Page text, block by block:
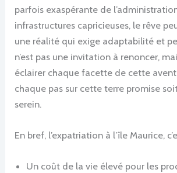
parfois exaspérante de
infrastructures capricieuses, le rêve
une réalité qui exige adaptabilité et
n’est pas une invitation à renoncer,
éclairer chaque facette de cette
chaque pas sur cette terre promise
serein.
En bref, l’expatriation à l’île Maurice,
Un coût de la vie élevé pour les